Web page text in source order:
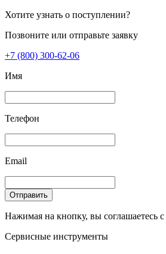
Хотите узнать о поступлении?
Позвоните или отправьте заявку
+7 (800) 300-62-06
Имя
Телефон
Email
Отправить
Нажимая на кнопку, вы соглашаетесь с
Сервисные инструменты